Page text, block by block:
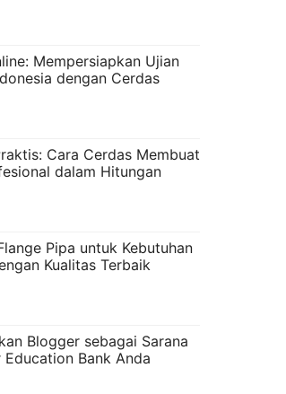
Mempersiapkan Ujian
dengan Cerdas
Cara Cerdas Membuat
dalam Hitungan
Pipa untuk Kebutuhan
Kualitas Terbaik
Blogger sebagai Sarana
Education Bank Anda